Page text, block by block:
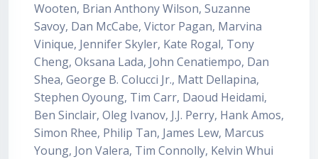
Wooten, Brian Anthony Wilson, Suzanne
Savoy, Dan McCabe, Victor Pagan, Marvina
Vinique, Jennifer Skyler, Kate Rogal, Tony
Cheng, Oksana Lada, John Cenatiempo, Dan
Shea, George B. Colucci Jr., Matt Dellapina,
Stephen Oyoung, Tim Carr, Daoud Heidami,
Ben Sinclair, Oleg Ivanov, J.J. Perry, Hank Amos,
Simon Rhee, Philip Tan, James Lew, Marcus
Young, Jon Valera, Tim Connolly, Kelvin Whui